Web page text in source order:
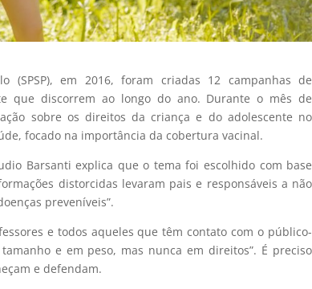
(SPSP), em 2016, foram criadas 12 campanhas de
que discorrem ao longo do ano. Durante o mês de
sobre os direitos da criança e do adolescente no
focado na importância da cobertura vacinal.
Barsanti explica que o tema foi escolhido com base
distorcidas levaram pais e responsáveis a não
preveníveis”.
e todos aqueles que têm contato com o público-
e em peso, mas nunca em direitos”. É preciso
e defendam.